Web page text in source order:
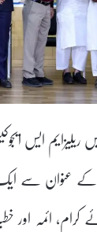
۔پریس ریلیزایم
عنوان سے
ائمہ اور